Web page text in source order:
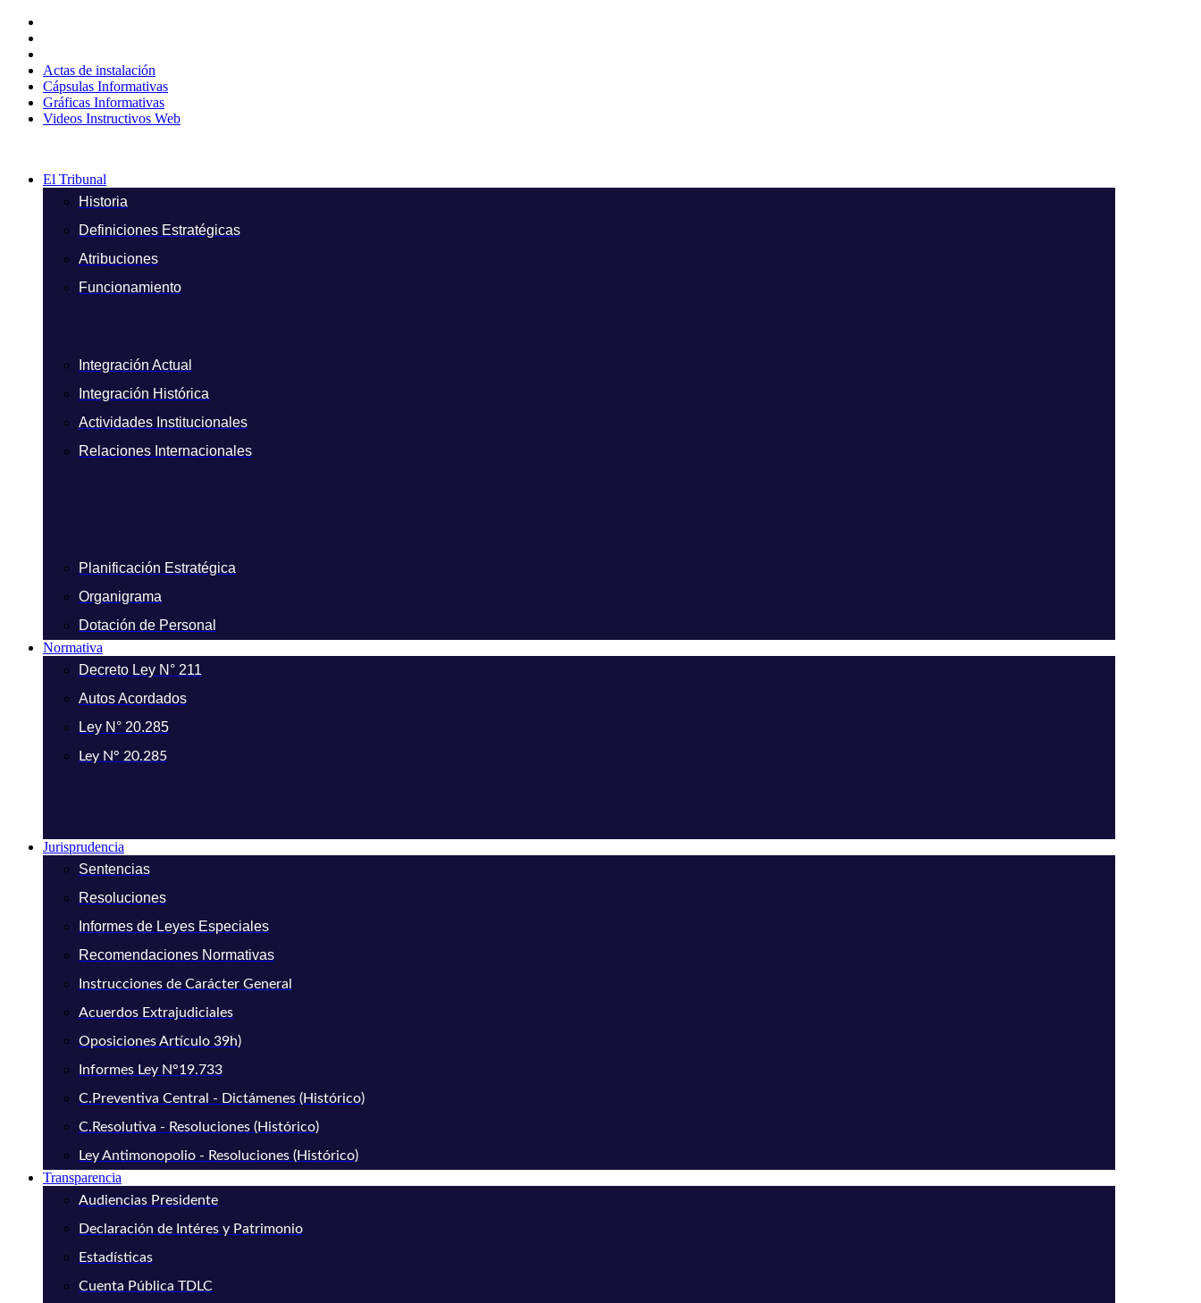
contenido
Actas de instalación
Cápsulas Informativas
Gráficas Informativas
Videos Instructivos Web
El Tribunal
Historia
Definiciones Estratégicas
Atribuciones
Funcionamiento
Integración Actual
Integración Histórica
Actividades Institucionales
Relaciones Internacionales
Planificación Estratégica
Organigrama
Dotación de Personal
Normativa
Decreto Ley N° 211
Autos Acordados
Ley N° 20.285
Ley N° 20.285
Jurisprudencia
Sentencias
Resoluciones
Informes de Leyes Especiales
Recomendaciones Normativas
Instrucciones de Carácter General
Acuerdos Extrajudiciales
Oposiciones Artículo 39h)
Informes Ley N°19.733
C.Preventiva Central - Dictámenes (Histórico)
C.Resolutiva - Resoluciones (Histórico)
Ley Antimonopolio - Resoluciones (Histórico)
Transparencia
Audiencias Presidente
Declaración de Intéres y Patrimonio
Estadísticas
Cuenta Pública TDLC